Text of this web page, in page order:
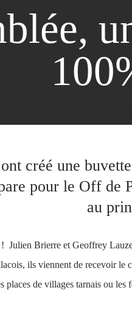
créé une
pour le Off de
au
! Julien Brierre et Geoffrey
ils viennent de recevoir
places de villages tarnais ou